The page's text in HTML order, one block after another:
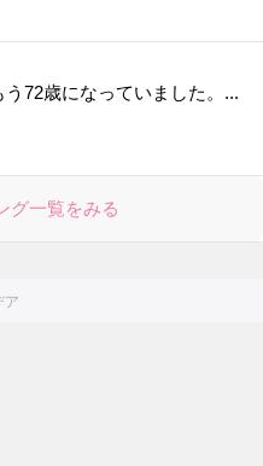
72歳になっていました。...
グ一覧をみる
ア